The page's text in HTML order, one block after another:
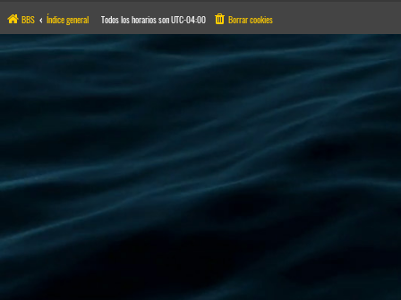
BBS Índice general Todos los horarios sonUTC-04:00 Borrar cookies